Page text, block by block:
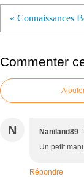
« Connaissances
Commenter
N Naniland89
Un petit
Répondre